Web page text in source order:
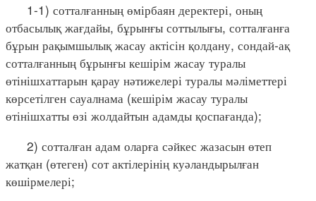
1-1) сотталғанның өмірбаян деректері, оның
отбасылық жағдайы, бұрынғы соттылығы, сотталғанға
бұрын рақымшылық жасау актісін қолдану, сондай-ақ
сотталғанның бұрынғы кешірім жасау туралы
өтінішхаттарын қарау нәтижелері туралы мәліметтері
көрсетілген сауалнама (кешірім жасау туралы
өтінішхатты өзі жолдайтын адамды қоспағанда);
2) сотталған адам оларға сәйкес жазасын өтеп
жатқан (өтеген) сот актілерінің куәландырылған
көшірмелері;